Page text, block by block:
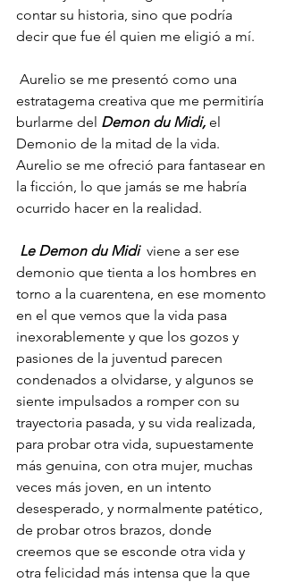
contar su historia, sino que podría
decir que fue él quien me eligió a mí.
estratagema creativa que me permitiría
burlarme del Demon du Midi, el
Demonio de la mitad de la vida.
Aurelio se me ofreció para fantasear en
la ficción, lo que jamás se me habría
ocurrido hacer en la realidad.
Le Demon du Midi
  viene a ser ese
demonio que tienta a los hombres en
torno a la cuarentena, en ese momento
en el que vemos que la vida pasa
inexorablemente y que los gozos y
pasiones de la juventud parecen
condenados a olvidarse, y algunos se
siente impulsados a romper con su
trayectoria pasada, y su vida realizada,
para probar otra vida, supuestamente
más genuina, con otra mujer, muchas
veces más joven, en un intento
desesperado, y normalmente patético,
de probar otros brazos, donde
creemos que se esconde otra vida y
otra felicidad más intensa que la que